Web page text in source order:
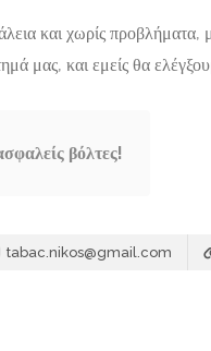
και χωρίς προβλήματα,
μας, και εμείς θα
βόλτες!
tabac.nikos@gmail.com